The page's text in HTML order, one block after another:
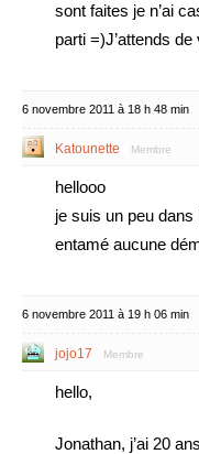
sont faites je n’ai
parti =)J’attends
6 novembre 2011 à 18 h 48 min
Katounette Membre
hellooo
je suis un peu dans
entamé aucune
6 novembre 2011 à 19 h 06 min
jojo17 Membre
hello,
Jonathan, j’ai 20